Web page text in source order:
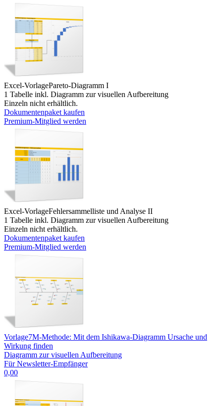
Excel-VorlagePareto-Diagramm I
1 Tabelle inkl. Diagramm zur visuellen Aufbereitung
Einzeln nicht erhältlich.
Dokumentenpaket kaufen
Premium-Mitglied werden
Excel-VorlageFehlersammelliste und Analyse II
1 Tabelle inkl. Diagramm zur visuellen Aufbereitung
Einzeln nicht erhältlich.
Dokumentenpaket kaufen
Premium-Mitglied werden
Vorlage7M-Methode: Mit dem Ishikawa-Diagramm Ursache und
Wirkung finden
Diagramm zur visuellen Aufbereitung
Für Newsletter-Empfänger
0,00